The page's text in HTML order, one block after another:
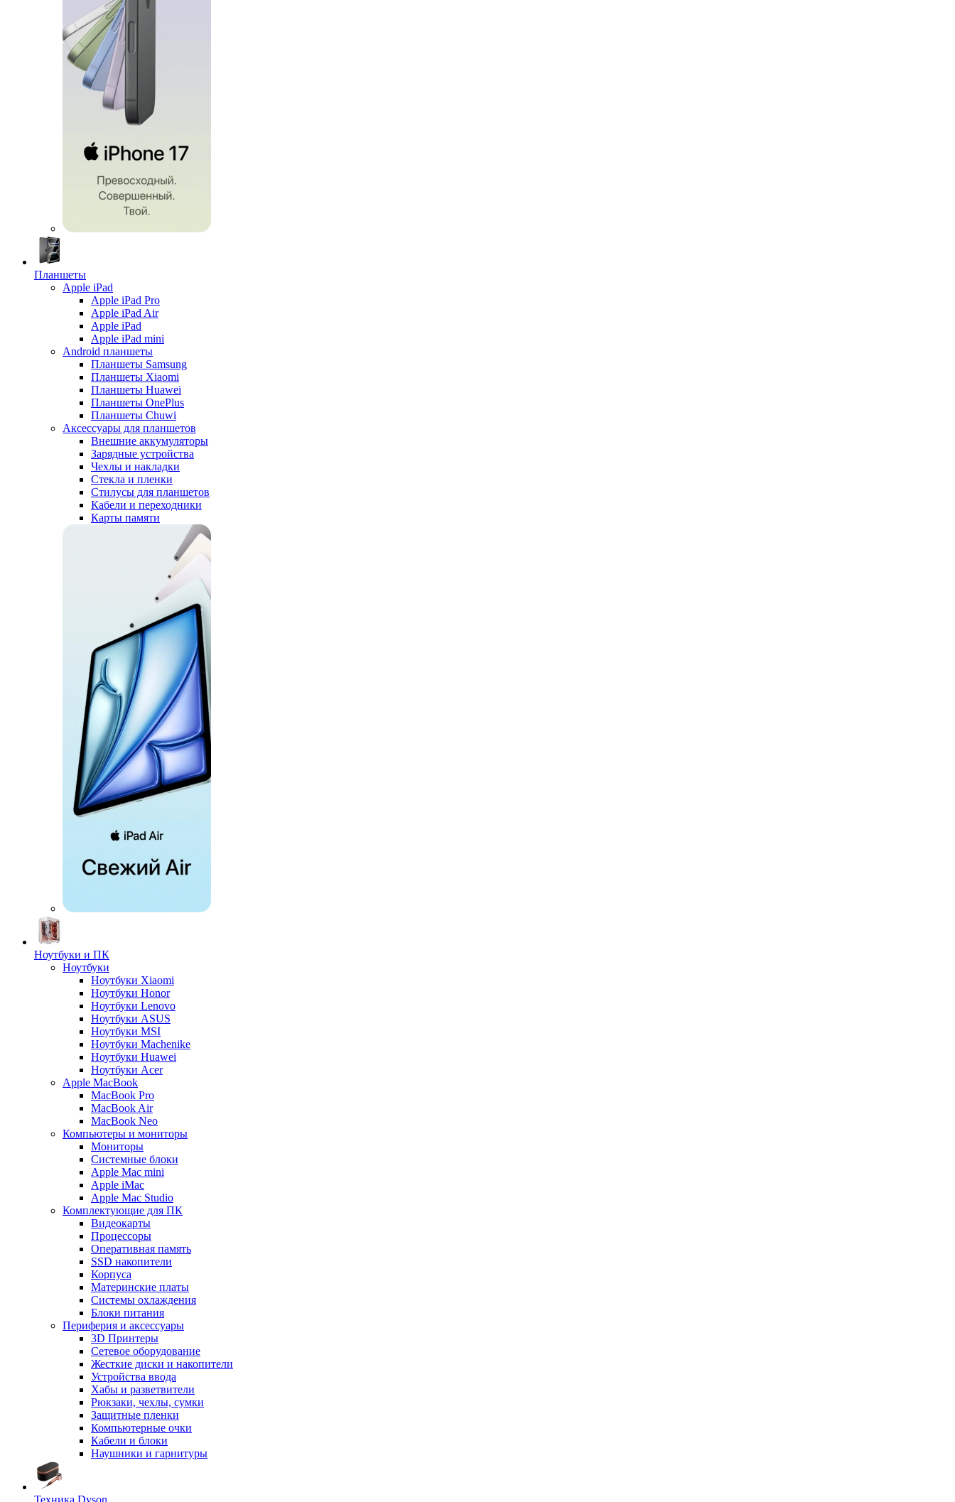
Планшеты
Apple iPad
Apple iPad Pro
Apple iPad Air
Apple iPad
Apple iPad mini
Android планшеты
Планшеты Samsung
Планшеты Xiaomi
Планшеты Huawei
Планшеты OnePlus
Планшеты Chuwi
Аксессуары для планшетов
Внешние аккумуляторы
Зарядные устройства
Чехлы и накладки
Стекла и пленки
Стилусы для планшетов
Кабели и переходники
Карты памяти
Ноутбуки и ПК
Ноутбуки
Ноутбуки Xiaomi
Ноутбуки Honor
Ноутбуки Lenovo
Ноутбуки ASUS
Ноутбуки MSI
Ноутбуки Machenike
Ноутбуки Huawei
Ноутбуки Acer
Apple MacBook
MacBook Pro
MacBook Air
MacBook Neo
Компьютеры и мониторы
Мониторы
Системные блоки
Apple Mac mini
Apple iMac
Apple Mac Studio
Комплектующие для ПК
Видеокарты
Процессоры
Оперативная память
SSD накопители
Корпуса
Материнские платы
Системы охлаждения
Блоки питания
Периферия и аксессуары
3D Принтеры
Сетевое оборудование
Жесткие диски и накопители
Устройства ввода
Хабы и разветвители
Рюкзаки, чехлы, сумки
Защитные пленки
Компьютерные очки
Кабели и блоки
Наушники и гарнитуры
Техника Dyson